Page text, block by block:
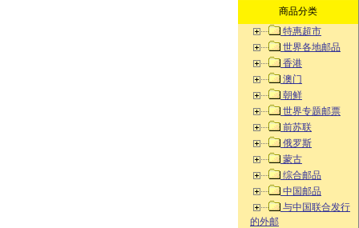
商品分类
特惠超市
世界各地邮品
香港
澳门
朝鲜
世界专题邮票
前苏联
俄罗斯
蒙古
综合邮品
中国邮品
与中国联合发行
的外邮